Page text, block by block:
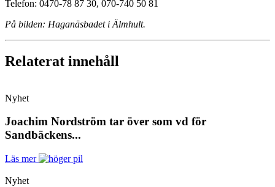
Telefon: 0470-78 87 30, 070-740 50 81
På bilden: Haganäsbadet i Älmhult.
Relaterat innehåll
Nyhet
Joachim Nordström tar över som vd för
Sandbäckens...
Läs mer
Nyhet